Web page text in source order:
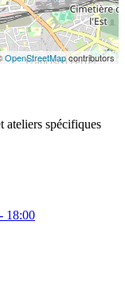
OpenStreetMapcontributors
ateliers spécifiques
18:00